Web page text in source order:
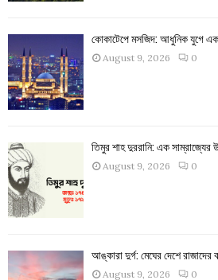
কোকাটেপে মসজিদ: আধুনিক যুগে
August 9, 2026 0
তিমুর শাহ দুররানি: এক সাম্রাজ্যের
August 9, 2026 0
আঙ্কারা দুর্গ: মেঘের দেশে রাজাদের
August 9, 2026 0